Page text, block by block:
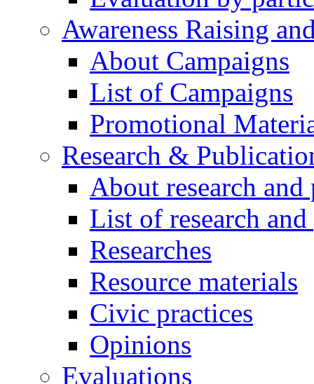
Awareness Raising
About Campaigns
List of Campaigns
Promotional
Research &
About research
List of research
Researches
Resource materials
Civic practices
Opinions
Evaluations